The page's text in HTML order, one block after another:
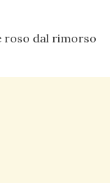
roso dal rimorso